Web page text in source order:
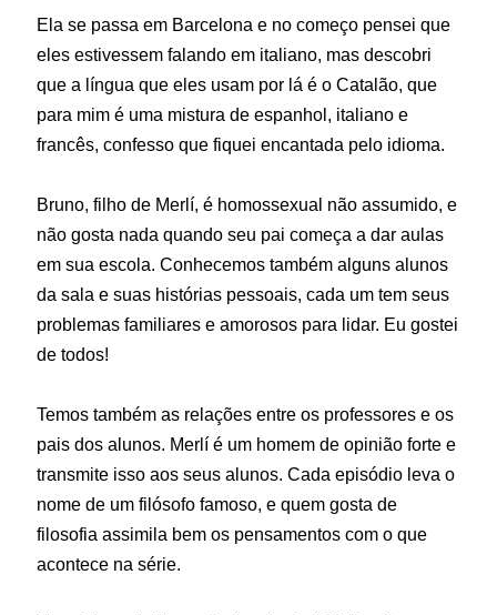
Ela se passa em Barcelona e no começo pensei que
eles estivessem falando em italiano, mas descobri
que a língua que eles usam por lá é o Catalão, que
para mim é uma mistura de espanhol, italiano e
francês, confesso que fiquei encantada pelo idioma.
Bruno, filho de Merlí, é homossexual não assumido, e
não gosta nada quando seu pai começa a dar aulas
em sua escola. Conhecemos também alguns alunos
da sala e suas histórias pessoais, cada um tem seus
problemas familiares e amorosos para lidar. Eu gostei
de todos!
Temos também as relações entre os professores e os
pais dos alunos. Merlí é um homem de opinião forte e
transmite isso aos seus alunos. Cada episódio leva o
nome de um filósofo famoso, e quem gosta de
filosofia assimila bem os pensamentos com o que
acontece na série.